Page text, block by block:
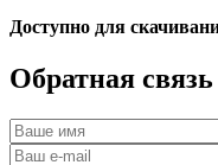
Доступно для
Обратная связь